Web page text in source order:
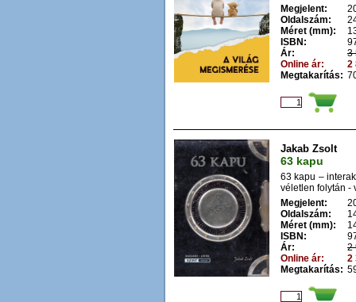
Megjelent:
Oldalszám:
Méret (mm):
ISBN:
Ár:
3
Online ár:
2
Megtakarítás:
Jakab Zsolt
63 kapu
63 kapu –
véletlen folytán -
Megjelent:
Oldalszám:
Méret (mm):
ISBN:
Ár:
2
Online ár:
2
Megtakarítás: